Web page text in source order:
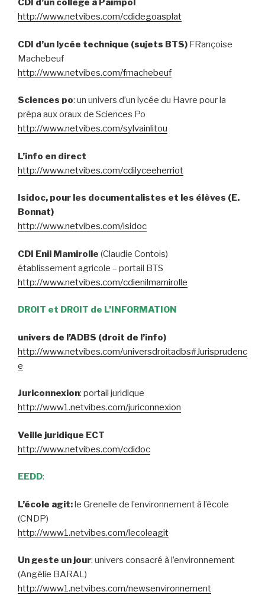
CDI d’un collège à Paimpol
http://www.netvibes.com/cdidegoasplat
CDI d’un lycée technique (sujets BTS) FRançoise
Machebeuf
http://www.netvibes.com/fmachebeuf
Sciences po: un univers d’un lycée du Havre pour la
prépa aux oraux de Sciences Po
http://www.netvibes.com/sylvainlitou
L’info en direct
http://www.netvibes.com/cdilyceeherriot
Isidoc, pour les documentalistes et les élèves (E.
Bonnat)
http://www.netvibes.com/isidoc
CDI Enil Mamirolle (Claudie Contois)
établissement agricole – portail BTS
http://www.netvibes.com/cdienilmamirolle
DROIT et DROIT de L’INFORMATION
univers de l’ADBS (droit de l’info)
http://www.netvibes.com/universdroitadbs#Jurisprudenc
e
Juriconnexion: portail juridique
http://www1.netvibes.com/juriconnexion
Veille juridique ECT
http://www.netvibes.com/cdidoc
EEDD:
L’école agit:le Grenelle de l’environnement à l’école
(CNDP)
http://www1.netvibes.com/lecoleagit
Un geste un jour: univers consacré à l’environnement
(Angélie BARAL)
http://www1.netvibes.com/newsenvironnement